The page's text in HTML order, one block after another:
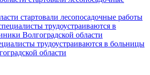
стартовали лесопосадочные работы
трудоустраиваются в больницы
области